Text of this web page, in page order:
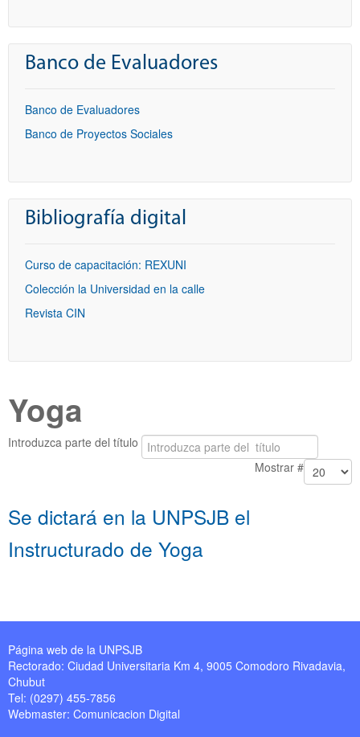
Banco de Evaluadores
Banco de Evaluadores
Banco de Proyectos Sociales
Bibliografía digital
Curso de capacitación: REXUNI
Colección la Universidad en la calle
Revista CIN
Yoga
Introduzca parte del título
Mostrar #
Se dictará en la UNPSJB el
Instructurado de Yoga
Página web de la UNPSJB
Rectorado: Ciudad Universitaria Km 4, 9005 Comodoro Rivadavia,
Chubut
Tel: (0297) 455-7856
Webmaster: Comunicacion Digital